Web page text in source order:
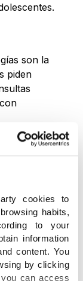
cookies to
habits,
to your
information
content. You
by clicking
you can access
son la
piden
apunta
en la
en casa, si
me cambia
Esto es
asemeja